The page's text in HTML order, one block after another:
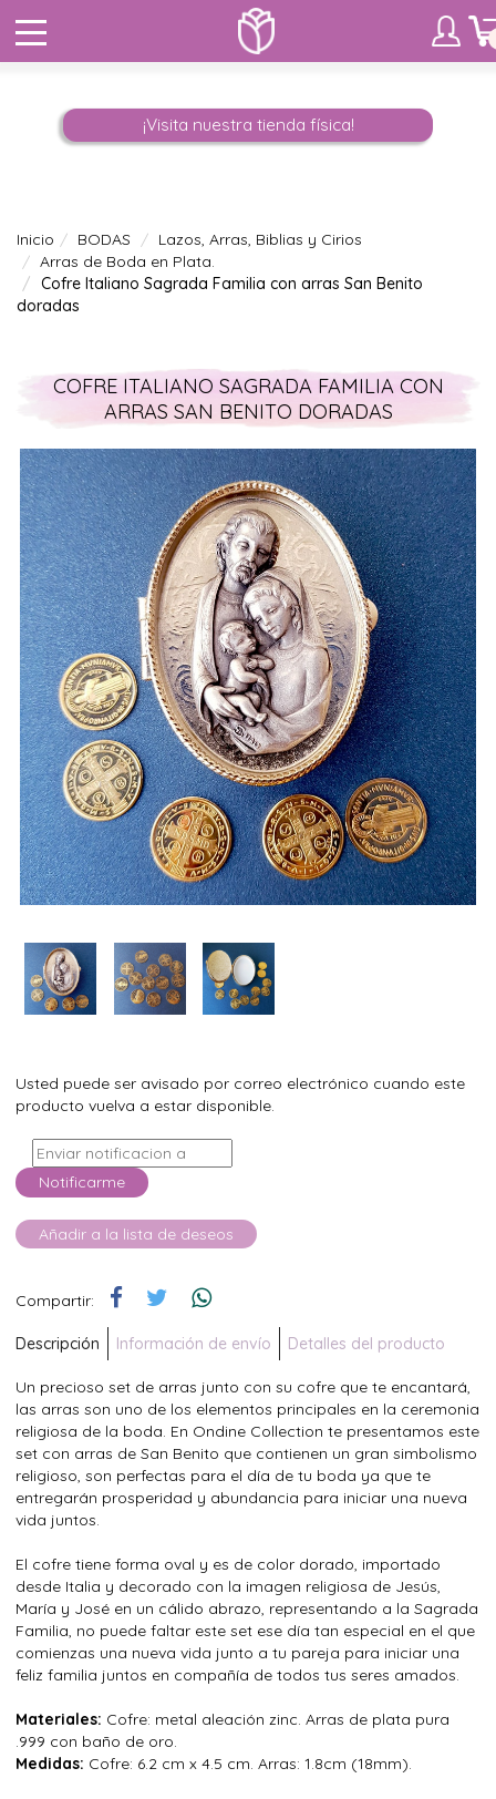
¡Visita nuestra tienda física!
Inicio BODAS
Lazos, Arras, Biblias y Cirios
Arras de Boda en Plata.
Cofre Italiano Sagrada Familia con arras San Benito
doradas
COFRE ITALIANO SAGRADA FAMILIA CON
ARRAS SAN BENITO DORADAS
Usted puede ser avisado por correo electrónico cuando este
producto vuelva a estar disponible.
Notificarme
Añadir a la lista de deseos
Compartir:
Descripción Información de envío Detalles del producto
Un precioso set de arras junto con su cofre que te encantará,
las arras son uno de los elementos principales en la ceremonia
religiosa de la boda. En Ondine Collection te presentamos este
set con arras de San Benito que contienen un gran simbolismo
religioso, son perfectas para el día de tu boda ya que te
entregarán prosperidad y abundancia para iniciar una nueva
vida juntos.
El cofre tiene forma oval y es de color dorado, importado
desde Italia y decorado con la imagen religiosa de Jesús,
María y José en un cálido abrazo, representando a la Sagrada
Familia, no puede faltar este set ese día tan especial en el que
comienzas una nueva vida junto a tu pareja para iniciar una
feliz familia juntos en compañía de todos tus seres amados.
Materiales: Cofre: metal aleación zinc. Arras de plata pura
.999 con baño de oro.
Medidas: Cofre: 6.2 cm x 4.5 cm. Arras: 1.8cm (18mm).